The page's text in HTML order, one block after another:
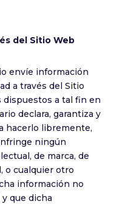
del Sitio Web
envíe información
a través del Sitio
dispuestos a tal fin en
declara, garantiza y
hacerlo libremente,
ningún
de marca, de
o cualquier otro
información no
que dicha